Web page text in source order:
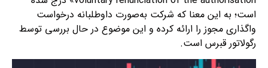
است؛ به این معنا که شرکت به‌صورت داوطلبانه درخواست
واگذاری مجوز را ارائه کرده و این موضوع در حال بررسی توسط
رگولاتور قبرس است.